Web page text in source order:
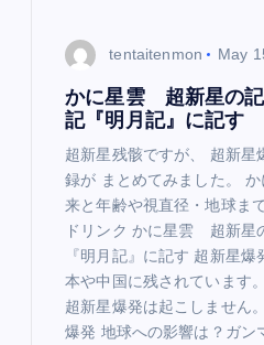
tentaitenmon May
かに星雲 超新星の
記『明月記』に記す
超新星残骸ですが、 超新星
録が まとめてみました。
来と年齢や視直径・地球ま
ドリンク かに星雲 超新
『明月記』に記す 超新星
本や中国に残されています
超新星爆発は起こしません
爆発 地球への影響は？ガン